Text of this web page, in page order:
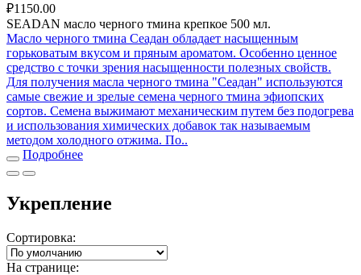
₽1150.00
SEADAN масло черного тмина крепкое 500 мл.
Масло черного тмина Сеадан обладает насыщенным
горьковатым вкусом и пряным ароматом. Особенно ценное
средство с точки зрения насыщенности полезных свойств.
Для получения масла черного тмина "Сеадан" используются
самые свежие и зрелые семена черного тмина эфиопских
сортов. Семена выжимают механическим путем без подогрева
и использования химических добавок так называемым
методом холодного отжима. По..
Подробнее
Укрепление
Сортировка:
На странице: